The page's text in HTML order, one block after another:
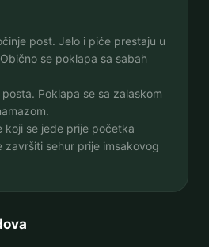
post. Jelo i piće prestaju u
se poklapa sa sabah
Poklapa se sa zalaskom
koji se jede prije početka
završiti sehur prije imsakovog